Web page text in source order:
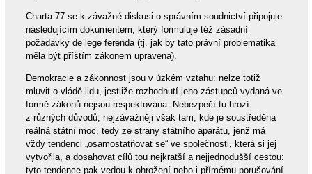
Charta 77 se k závažné diskusi o správním soudnictví připojuje
následujícím dokumentem, který formuluje též zásadní
požadavky de lege ferenda (tj. jak by tato právní problematika
měla být příštím zákonem upravena).
Demokracie a zákonnost jsou v úzkém vztahu: nelze totiž
mluvit o vládě lidu, jestliže rozhodnutí jeho zástupců vydaná ve
formě zákonů nejsou respektována. Nebezpečí tu hrozí
z různých důvodů, nejzávažněji však tam, kde je soustředěna
reálná státní moc, tedy ze strany státního aparátu, jenž má
vždy tendenci „osamostatňovat se“ ve společnosti, která si jej
vytvořila, a dosahovat cílů tou nejkratší a nejjednodušší cestou:
tyto tendence pak vedou k ohrožení nebo i přímému porušování